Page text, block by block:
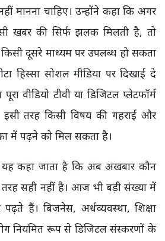
मानना चाहिए। उन्होंने कहा कि अगर
खबर की सिर्फ झलक मिलती है, तो
दूसरे माध्यम पर उपलब्ध हो सकता
हिस्सा सोशल मीडिया पर दिखाई दे
वीडियो टीवी या डिजिटल प्लेटफॉर्म
तरह किसी विषय की गहराई और
में पढ़ने को मिल सकता है।
कहा जाता है कि अब अखबार कौन
सही नहीं है। आज भी बड़ी संख्या में
हैं। बिजनेस, अर्थव्यवस्था, शिक्षा
नियमित रूप से डिजिटल संस्करणों के